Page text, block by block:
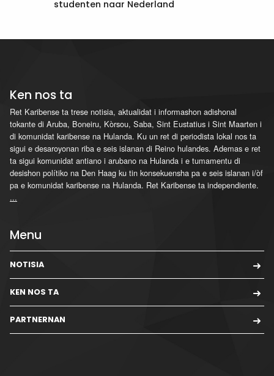
studenten naar Nederland
Ken nos ta
Ret Karibense ta trese notisia, aktualidat i informashon adishonal
tokante di Aruba, Boneiru, Kòrsou, Saba, Sint Eustatius i Sint Maarten i
di komunidat karibense na Hulanda. Ku un ret di periodista lokal nos ta
sigui e desaroyonan riba e seis islanan di Reino hulandes. Ademas e ret
ta sigui komunidat antiano i arubano na Hulanda i e tumamentu di
desishon polítiko na Den Haag ku tin konsekuensha pa e seis islanan i/òf
pa e komunidat karibense na Hulanda. Ret Karibense ta independiente.
...
Menu
NOTISIA
KEN NOS TA
PARTNERNAN